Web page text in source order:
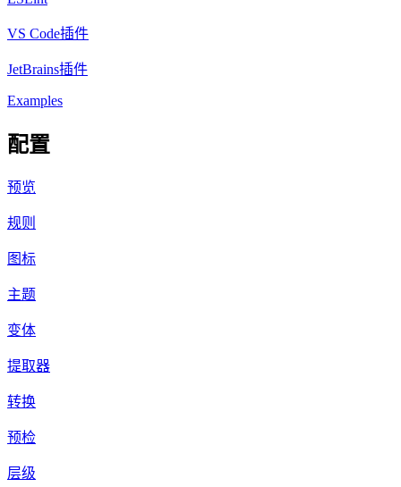
VS Code插件
JetBrains插件
Examples
配置
预览
规则
图标
主题
变体
提取器
转换
预检
层级